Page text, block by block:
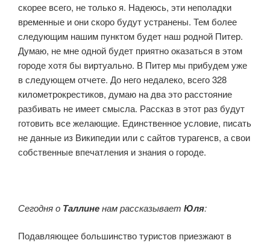
скорее всего, не только я. Надеюсь, эти неполадки
временные и они скоро будут устранены. Тем более
следующим нашим пунктом будет наш родной Питер.
Думаю, не мне одной будет приятно оказаться в этом
городе хотя бы виртуально. В Питер мы прибудем уже
в следующем отчете. До него недалеко, всего 328
километрокрестиков, думаю на два это расстояние
разбивать не имеет смысла. Рассказ в этот раз будут
готовить все желающие. Единственное условие, писать
не данные из Википедии или с сайтов турагенсв, а свои
собственные впечатления и знания о городе.
Сегодня о Таллиненам рассказывает Юля:
Подавляющее большинство туристов приезжают в